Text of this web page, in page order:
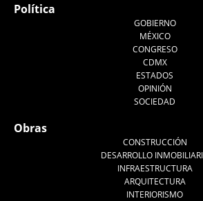
Política
GOBIERNO
MÉXICO
CONGRESO
CDMX
ESTADOS
OPINIÓN
SOCIEDAD
Obras
CONSTRUCCIÓN
DESARROLLO
INFRAESTRUCTURA
ARQUITECTURA
INTERIORISMO